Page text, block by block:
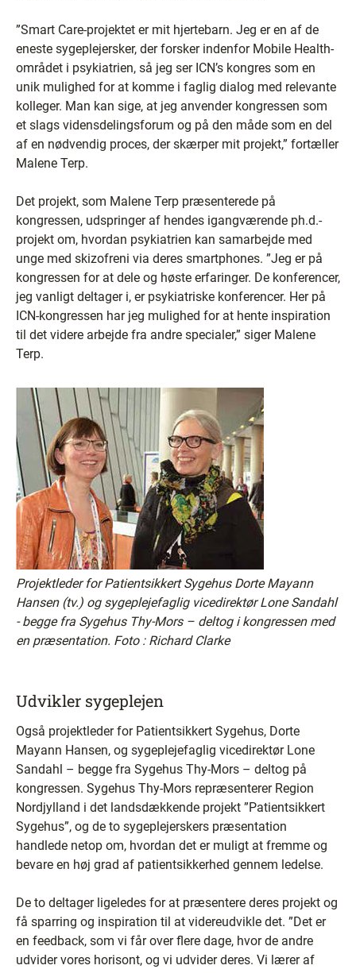
”Smart Care-projektet er mit hjertebarn. Jeg er en af de
eneste sygeplejersker, der forsker indenfor Mobile Health-
området i psykiatrien, så jeg ser ICN’s kongres som en
unik mulighed for at komme i faglig dialog med relevante
kolleger. Man kan sige, at jeg anvender kongressen som
et slags vidensdelingsforum og på den måde som en del
af en nødvendig proces, der skærper mit projekt,” fortæller
Malene Terp.
Det projekt, som Malene Terp præsenterede på
kongressen, udspringer af hendes igangværende ph.d.-
projekt om, hvordan psykiatrien kan samarbejde med
unge med skizofreni via deres smartphones. ”Jeg er på
kongressen for at dele og høste erfaringer. De konferencer,
jeg vanligt deltager i, er psykiatriske konferencer. Her på
ICN-kongressen har jeg mulighed for at hente inspiration
til det videre arbejde fra andre specialer,” siger Malene
Terp.
Projektleder for Patientsikkert Sygehus Dorte Mayann
Hansen (tv.) og sygeplejefaglig vicedirektør Lone Sandahl
- begge fra Sygehus Thy-Mors – deltog i kongressen med
en præsentation. Foto : Richard Clarke
Udvikler sygeplejen
Også projektleder for Patientsikkert Sygehus, Dorte
Mayann Hansen, og sygeplejefaglig vicedirektør Lone
Sandahl – begge fra Sygehus Thy-Mors – deltog på
kongressen. Sygehus Thy-Mors repræsenterer Region
Nordjylland i det landsdækkende projekt ”Patientsikkert
Sygehus”, og de to sygeplejerskers præsentation
handlede netop om, hvordan det er muligt at fremme og
bevare en høj grad af patientsikkerhed gennem ledelse.
De to deltager ligeledes for at præsentere deres projekt og
få sparring og inspiration til at videreudvikle det. ”Det er
en feedback, som vi får over flere dage, hvor de andre
udvider vores horisont, og vi udvider deres. Vi lærer af